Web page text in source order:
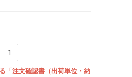
「注文確認書（出荷単位・納